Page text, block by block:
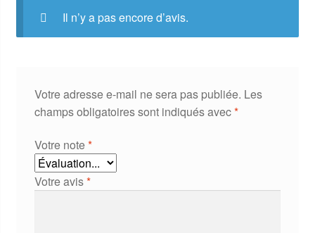
Il n’y a pas encore d’avis.
Votre adresse e-mail ne sera pas publiée. Les
champs obligatoires sont indiqués avec*
Votre note*
Votre avis*